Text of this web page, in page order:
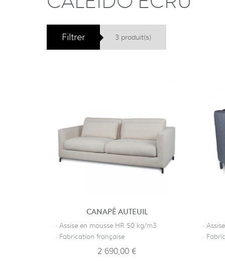
Filtrer 3 produit(s)
CANAPÉ AUTEUIL
· Assise en mousse HR 50 kg/m3
· Fabrication française
2 690,00 €
·
·